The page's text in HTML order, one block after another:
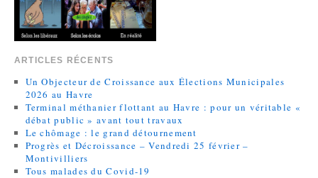
ARTICLES RÉCENTS
Un Objecteur de Croissance aux Élections Municipales
2026 au Havre
Terminal méthanier flottant au Havre : pour un véritable «
débat public » avant tout travaux
Le chômage : le grand détournement
Progrès et Décroissance – Vendredi 25 février –
Montivilliers
Tous malades du Covid-19